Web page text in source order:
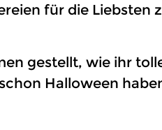
für die
gestellt, wie ihr
Halloween